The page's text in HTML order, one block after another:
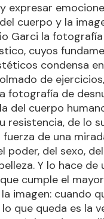
expresar
cuerpo y la
Garci la
cuyos
condensa
de
fotografía de
del cuerpo
resistencia, de lo
de una
poder, del sexo,
Y lo hace de
cumple el
imagen: cuando
que queda es la